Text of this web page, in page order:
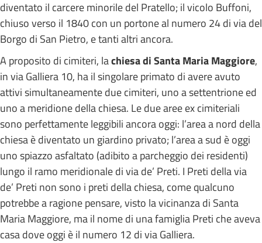
diventato il carcere minorile del Pratello; il vicolo Buffoni,
chiuso verso il 1840 con un portone al numero 24 di via del
Borgo di San Pietro, e tanti altri ancora.
A proposito di cimiteri, lachiesa di Santa Maria Maggiore,
in via Galliera 10, ha il singolare primato di avere avuto
attivi simultaneamente due cimiteri, uno a settentrione ed
uno a meridione della chiesa. Le due aree ex cimiteriali
sono perfettamente leggibili ancora oggi: l’area a nord della
chiesa è diventato un giardino privato; l’area a sud è oggi
uno spiazzo asfaltato (adibito a parcheggio dei residenti)
lungo il ramo meridionale di via de’ Preti. I Preti della via
de’ Preti non sono i preti della chiesa, come qualcuno
potrebbe a ragione pensare, visto la vicinanza di Santa
Maria Maggiore, ma il nome di una famiglia Preti che aveva
casa dove oggi è il numero 12 di via Galliera.